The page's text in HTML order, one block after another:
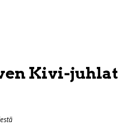
Kivi-juhlat